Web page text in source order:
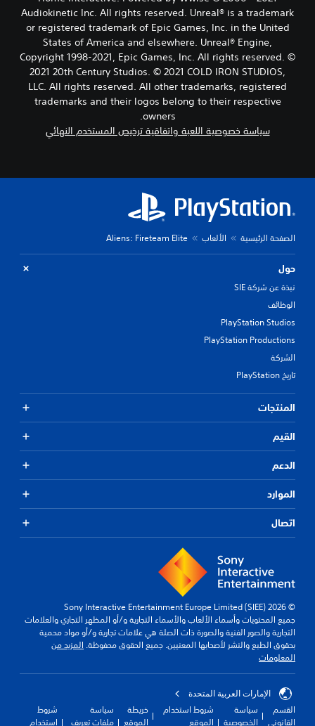
Audiokinetic Inc. All rights reserved. Unreal® is a trademark
or registered trademark of Epic Games, Inc. in the United
States of America and elsewhere. Unreal® Engine,
Copyright 1998-2021, Epic Games, Inc. All rights reserved. ©
2021 20th Century Studios. © 2021 COLD IRON STUDIOS,
LLC. All rights reserved. All other trademarks, registered
trademarks and their logos belong to their respective
owners.
سياسة خصوصية اللعبة واتفاقية ترخيص المستخدم النهائي
الصفحة الرئيسية الألعاب Aliens: Fireteam Elite
حول
نبذة عن شركة SIE
الوظائف
PlayStation Studios
PlayStation Productions
الشركة
تاريخ PlayStation
المنتجات
القيم
الدعم
الموارد
اتصال
© 2026 Sony Interactive Entertainment Europe Limited (SIEE)
جميع المحتويات وأسماء الألعاب والأسماء التجارية و/أو المظهر التجاري والعلامات
التجارية والصور الفنية والصورة ذات الصلة هي علامات تجارية و/أو مواد محمية
بحقوق الطبع والنشر لأصحابها المعنيين. جميع الحقوق محفوظة. المزيد من
المعلومات
الإمارات العربية المتحدة
القسم
القانوني
سياسة
الخصوصية
شروط استخدام
الموقع
خريطة
الموقع
سياسة
ملفات تعريف
شروط
استخدام